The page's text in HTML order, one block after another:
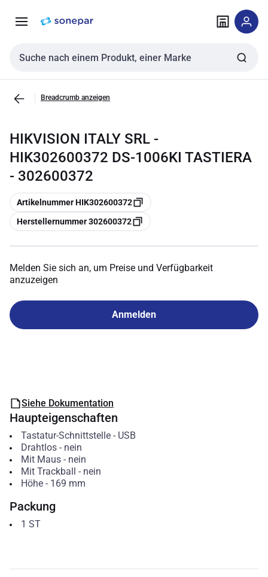
NavigationInhalt
Sucheingabe
Breadcrumb anzeigen
HIKVISION ITALY SRL -
HIK302600372 DS-1006KI TASTIERA
- 302600372
Kopieren
Artikelnummer HIK302600372
Kopieren
Herstellernummer 302600372
Melden Sie sich an, um Preise und Verfügbarkeit
anzuzeigen
Anmelden
Siehe Dokumentation
Haupteigenschaften
Tastatur-Schnittstelle- USB
Drahtlos- nein
Mit Maus- nein
Mit Trackball - nein
Höhe- 169 mm
Packung
1 ST